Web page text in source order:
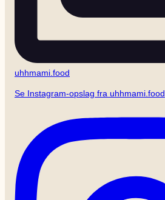
uhhmami.food
Se Instagram-opslag fra uhhmami.food